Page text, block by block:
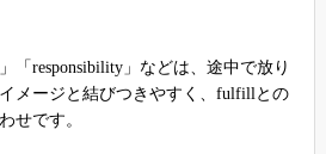
「responsibility」などは、途中で放り
メージと結びつきやすく、fulfillとの
せです。